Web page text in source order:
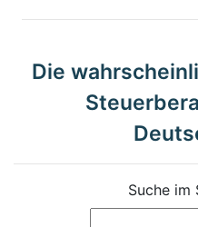
Die
Suche im